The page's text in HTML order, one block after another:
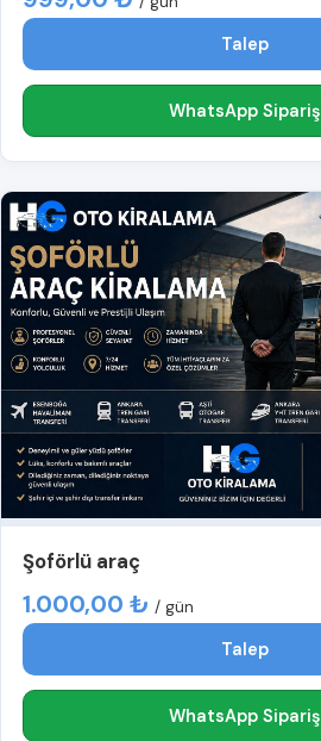
Talep
WhatsApp Sipariş
Şoförlü araç
1.000,00 ₺ / gün
Talep
WhatsApp Sipariş